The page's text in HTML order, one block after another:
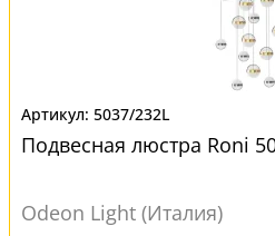
5037/232L
Подвесная люстра Roni
Odeon Light (Италия)